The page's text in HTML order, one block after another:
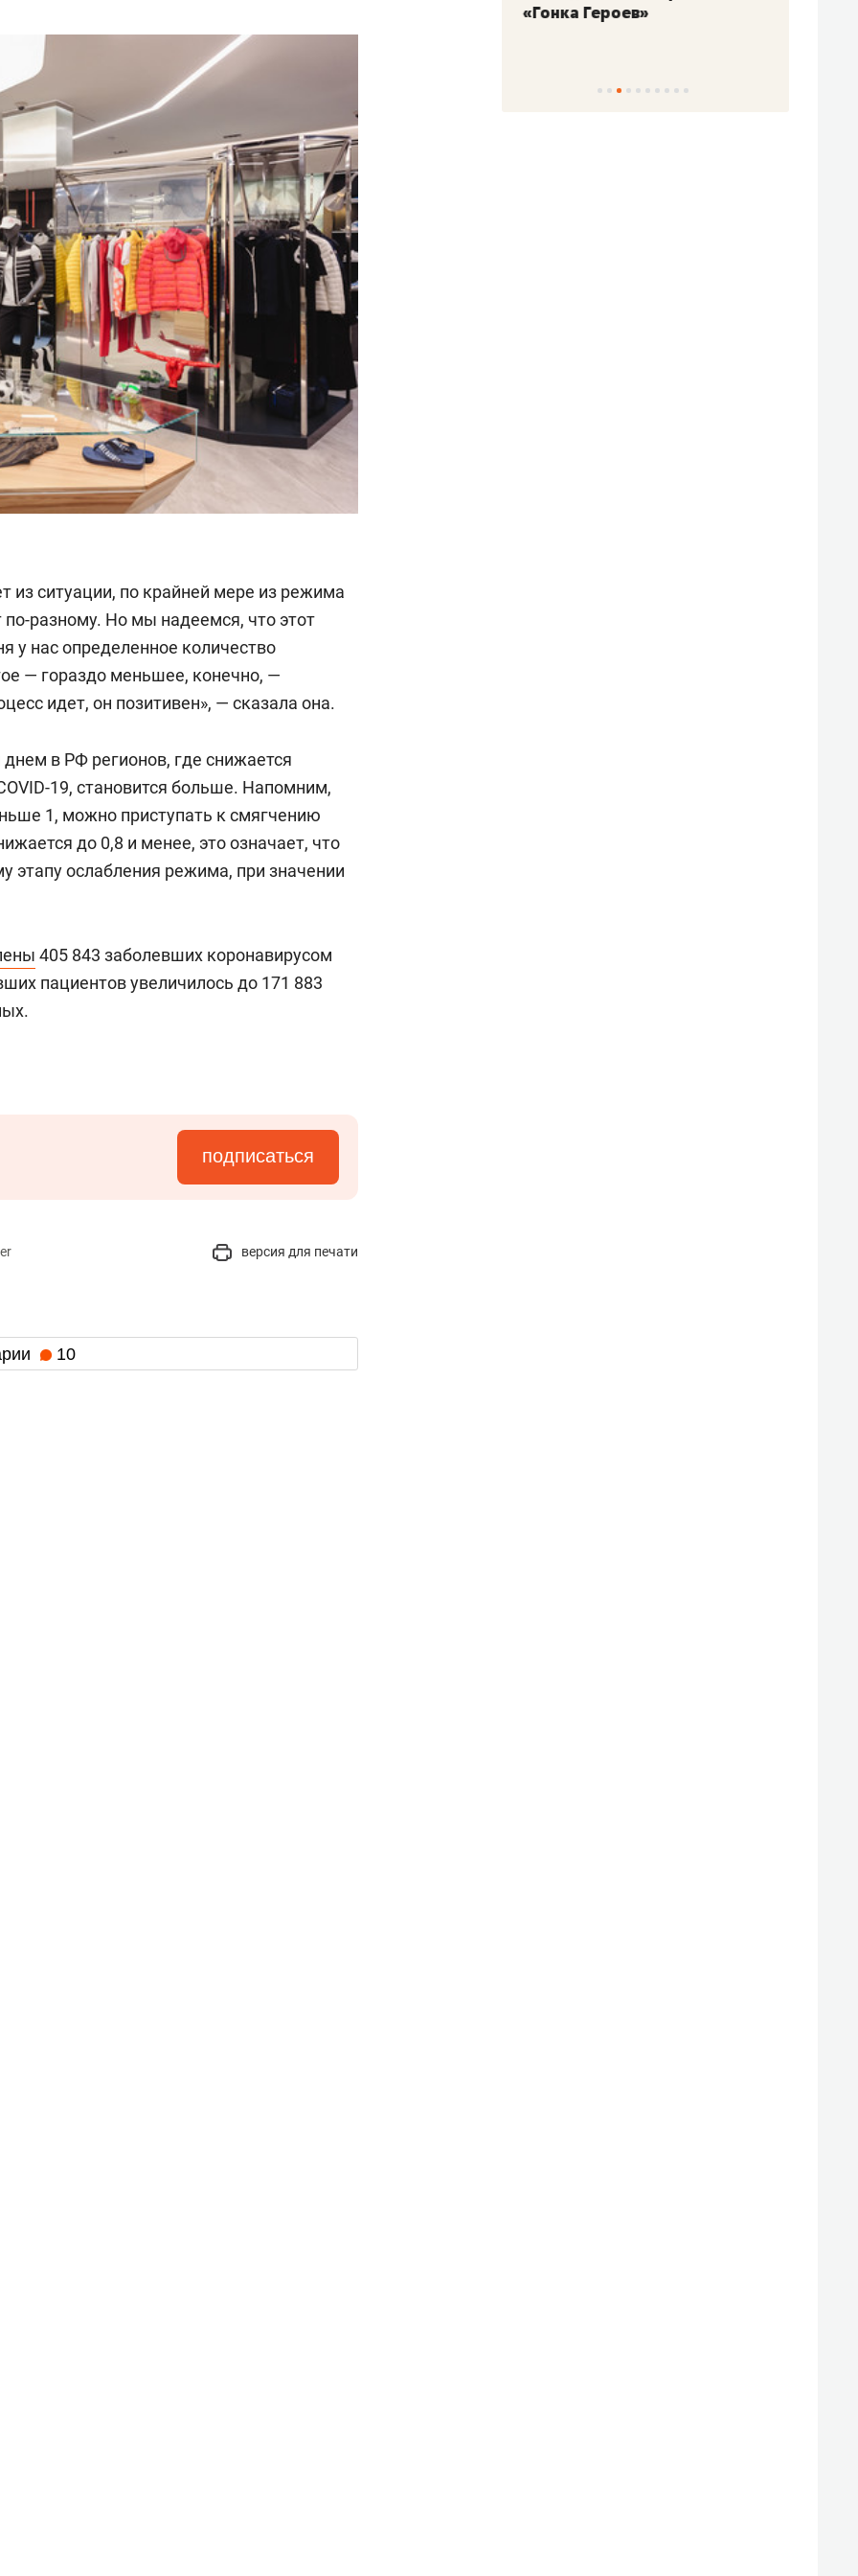
из ситуации, по крайней мере из режима
разному. Но мы надеемся, что этот
у нас определенное количество
— гораздо меньшее, конечно, —
идет, он позитивен», — сказала она.
в РФ регионов, где снижается
19, становится больше. Напомним,
1, можно приступать к смягчению
до 0,8 и менее, это означает, что
этапу ослабления режима, при значении
405 843 заболевших коронавирусом
пациентов увеличилось до 171 883
подписаться
версия для печати
10
антихрупких команд
«Гонка Героев»